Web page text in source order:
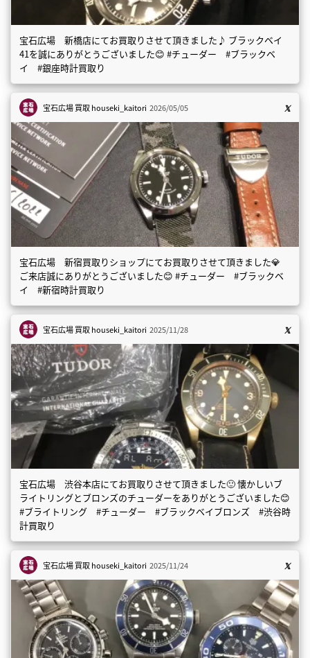
宝石広場 新橋店にてお買取りさせて頂きました♪ ブラックベイ
41を誠にありがとうございました😊 #チューダー #ブラックベ
イ #銀座時計買取り
宝石広場 買取houseki_kaitori 2026/05/05
宝石広場 新宿買取りショップにてお買取りさせて頂きました💎
ご来店誠にありがとうございました😊 #チューダー #ブラックベ
イ #新宿時計買取り
宝石広場 買取houseki_kaitori 2025/11/28
宝石広場 渋谷本店にてお買取りさせて頂きました🙂 懐かしいブ
ライトリングとブロンズのチューダーをありがとうございました😊
#ブライトリング #チューダー #ブラックベイブロンズ #渋谷時
計買取り
宝石広場 買取houseki_kaitori 2025/11/24